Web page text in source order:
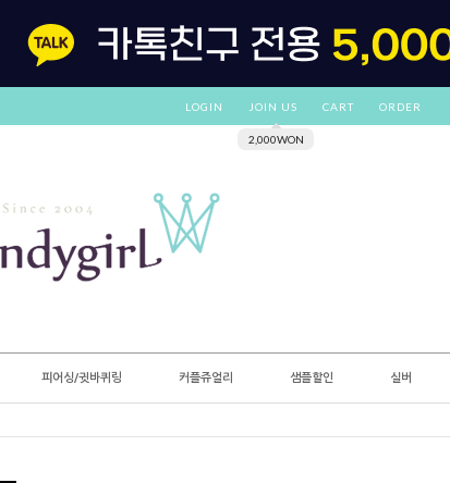
LOGIN JOIN US
2,000WON
CART ORDER
피어싱/귓바퀴링 커플쥬얼리 샘플할인 실버